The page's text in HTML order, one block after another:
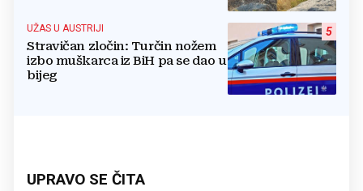
5
UŽAS U AUSTRIJI
Stravičan zločin: Turčin nožem
izbo muškarca iz BiH pa se dao u
bijeg
UPRAVO SE ČITA